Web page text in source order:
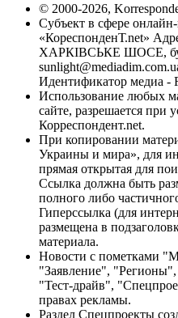
© 2000-2026,
Субъект в сфере
«КореспонденТ.net»
ХАРКІВСЬКЕ ШОСЕ,
Идентификатор медиа -
Использование любых
сайте, разрешается при
Корреспондент.net.
При копировании
Украины и мира», для
прямая открытая для
Ссылка должна быть
полного либо
Гиперссылка (для
размещена в
материала.
Новости с пометками
"Заявление",
"Тест-драйв",
правах рекламы.
Раздел Спецпроекты